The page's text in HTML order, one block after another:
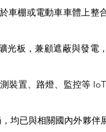
於車棚或電動車車體上整
光板，兼顧遮蔽與發電
裝置、路燈、監控等
均已與相關國內外夥伴